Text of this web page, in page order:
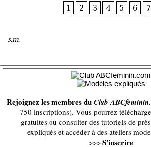
1 2 3 4 5 6 7
s.m.
Rejoignez les membres duClub
750 inscriptions). Vous pourrez
gratuites ou consulter des tutoriels de
expliqués et accéder à des ateliers
>>> S'inscrire